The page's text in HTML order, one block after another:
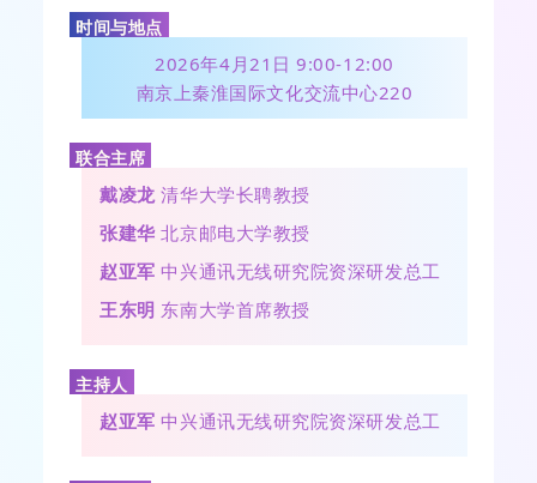
时间与地点
2026年4月21日 9:00-12:00
南京上秦淮国际文化交流中心220
联合主席
戴凌龙清华大学长聘教授
张建华北京邮电大学教授
赵亚军 中兴通讯无线研究院资深研发总工
王东明 东南大学首席教授
主持人
赵亚军 中兴通讯无线研究院资深研发总工